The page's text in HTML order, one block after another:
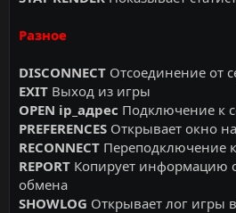
Разное
DISCONNECT Отсоединение от
EXIT Выход из игры
OPEN ip_адрес Подключение к
PREFERENCES Открывает окно
RECONNECT Переподключение
REPORT Копирует информацию
обмена
SHOWLOG Открывает лог игры